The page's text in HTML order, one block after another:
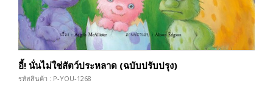
อี้! นั่นไม่ใช่สัตว์ประหลาด (ฉบับปรับปรุง)
รหัสสินค้า : P-YOU-1268